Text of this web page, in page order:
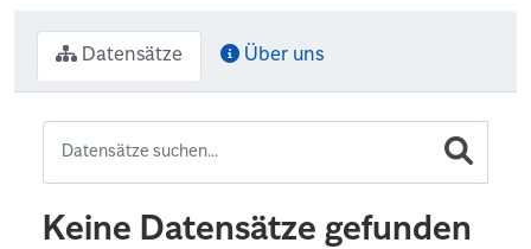
Datensätze Über uns
Keine Datensätze gefunden